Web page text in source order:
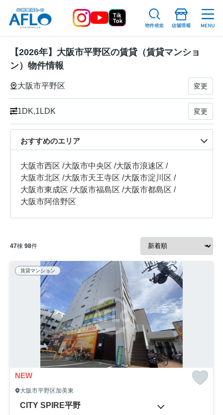
【2026年】大阪市平野区の賃貸（賃貸マンショ
ン）物件情報
大阪市平野区 変更
1DK,1LDK 変更
おすすめのエリア
大阪市西区 /大阪市中央区 /大阪市浪速区 /
大阪市北区 /大阪市天王寺区 /大阪市淀川区 /
大阪市東成区 /大阪市福島区 /大阪市都島区 /
大阪市阿倍野区
47棟 98件
賃貸マンション
NEW
大阪市平野区加美東
CITY SPIRE平野